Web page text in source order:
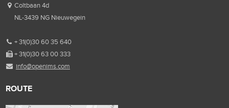
Coltbaan 4d
NL-3439 NG Nieuwegein
+ 31(0)30 60 35 640
+ 31(0)30 63 00 333
info@openims.com
ROUTE